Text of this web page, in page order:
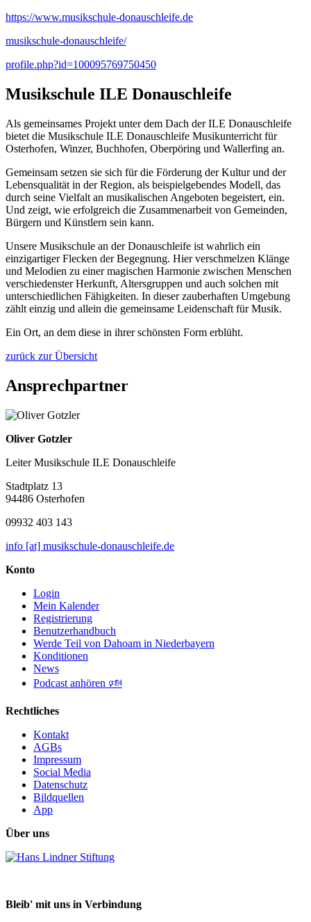
https://www.musikschule-donauschleife.de
musikschule-donauschleife/
profile.php?id=100095769750450
Musikschule ILE Donauschleife
Als gemeinsames Projekt unter dem Dach der ILE Donauschleife
bietet die Musikschule ILE Donauschleife Musikunterricht für
Osterhofen, Winzer, Buchhofen, Oberpöring und Wallerfing an.
Gemeinsam setzen sie sich für die Förderung der Kultur und der
Lebensqualität in der Region, als beispielgebendes Modell, das
durch seine Vielfalt an musikalischen Angeboten begeistert, ein.
Und zeigt, wie erfolgreich die Zusammenarbeit von Gemeinden,
Bürgern und Künstlern sein kann.
Unsere Musikschule an der Donauschleife ist wahrlich ein
einzigartiger Flecken der Begegnung. Hier verschmelzen Klänge
und Melodien zu einer magischen Harmonie zwischen Menschen
verschiedenster Herkunft, Altersgruppen und auch solchen mit
unterschiedlichen Fähigkeiten. In dieser zauberhaften Umgebung
zählt einzig und allein die gemeinsame Leidenschaft für Musik.
Ein Ort, an dem diese in ihrer schönsten Form erblüht.
zurück zur Übersicht
Ansprechpartner
Oliver Gotzler
Leiter Musikschule ILE Donauschleife
Stadtplatz 13
94486 Osterhofen
09932 403 143
info [at] musikschule-donauschleife.de
Konto
Login
Mein Kalender
Registrierung
Benutzerhandbuch
Werde Teil von Dahoam in Niederbayern
Konditionen
News
Podcast anhören 🕬
Rechtliches
Kontakt
AGBs
Impressum
Social Media
Datenschutz
Bildquellen
App
Über uns
Bleib' mit uns in Verbindung